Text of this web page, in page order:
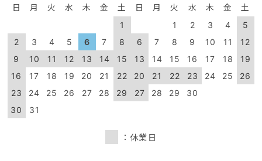
日 月 火 水 木 金 土
1
2
3 4 5 6 7
8
9
10 11 12 13 14
15
16
17 18 19 20 21
22
23
24 25 26 27 28
29
30
31
日 月 火 水 木 金 土
1 2 3 4
5
6
7 8 9 10 11
12
13
14 15 16 17 18
19
20
21 22 23 24 25
26
27
28 29 30
：休業日